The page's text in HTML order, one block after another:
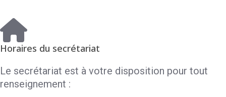
Horaires du secrétariat
Le secrétariat est à votre disposition pour tout
renseignement :